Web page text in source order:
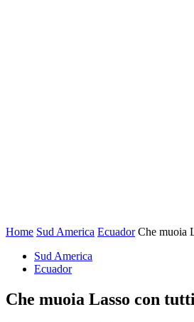
Home Sud America Ecuador Che muoia
Sud America
Ecuador
Che muoia Lasso con